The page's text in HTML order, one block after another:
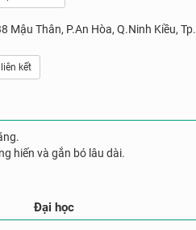
Mậu Thân, P.An Hòa, Q.Ninh Kiều, Tp.
kết
hiến và gắn bó lâu dài.
Đại học